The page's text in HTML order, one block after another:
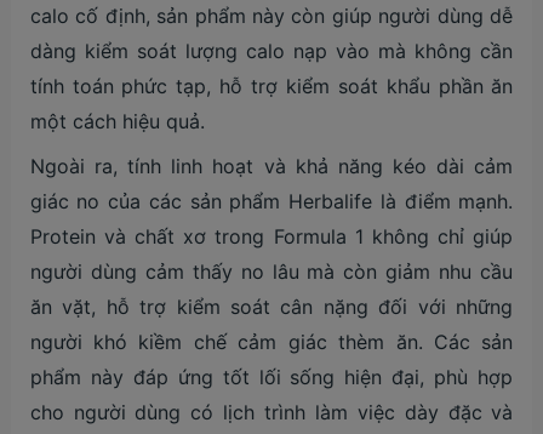
calo cố định, sản phẩm này còn giúp người dùng dễ
dàng kiểm soát lượng calo nạp vào mà không cần
tính toán phức tạp, hỗ trợ kiểm soát khẩu phần ăn
một cách hiệu quả.
Ngoài ra, tính linh hoạt và khả năng kéo dài cảm
giác no của các sản phẩm Herbalife là điểm mạnh.
Protein và chất xơ trong Formula 1 không chỉ giúp
người dùng cảm thấy no lâu mà còn giảm nhu cầu
ăn vặt, hỗ trợ kiểm soát cân nặng đối với những
người khó kiềm chế cảm giác thèm ăn. Các sản
phẩm này đáp ứng tốt lối sống hiện đại, phù hợp
cho người dùng có lịch trình làm việc dày đặc và